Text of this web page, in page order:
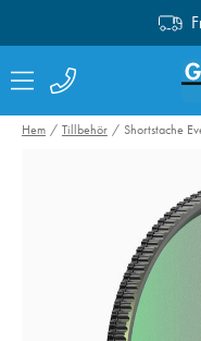
Hem Tillbehör Shortstache